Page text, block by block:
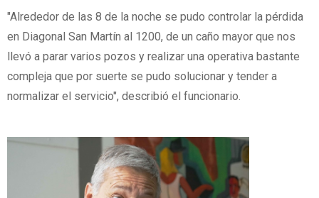
"Alrededor de las 8 de la noche se pudo controlar la pérdida
en Diagonal San Martín al 1200, de un caño mayor que nos
llevó a parar varios pozos y realizar una operativa bastante
compleja que por suerte se pudo solucionar y tender a
normalizar el servicio", describió el funcionario.